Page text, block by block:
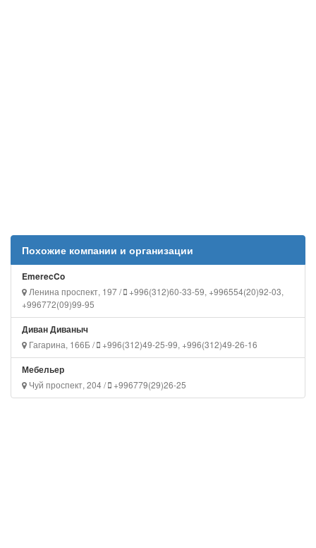
Похожие компании и организации
EmerecCo
Ленина проспект, 197 /
+996(312)60-33-59, +996554(20)92-03,
+996772(09)99-95
Диван Диваныч
Гагарина, 166Б / +996(312)49-25-99, +996(312)49-26-16
Мебельер
Чуй проспект, 204 / +996779(29)26-25